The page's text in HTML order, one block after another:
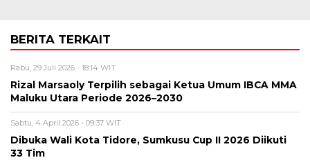
BERITA TERKAIT
Rabu, 29 Juli 2026 - 18:14 WIT
Rizal Marsaoly Terpilih sebagai Ketua Umum IBCA MMA
Maluku Utara Periode 2026–2030
Sabtu, 4 April 2026 - 09:37 WIT
Dibuka Wali Kota Tidore, Sumkusu Cup II 2026 Diikuti
33 Tim